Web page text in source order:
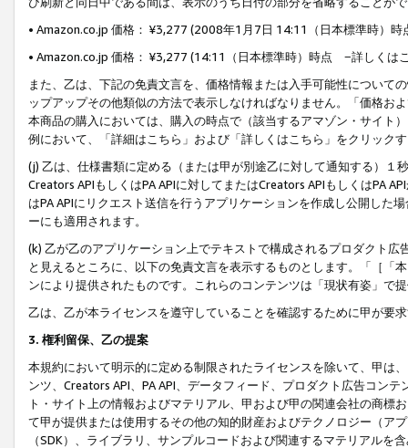
• Amazon.co.jp 価格： ¥3,277 (2008年1月7日 14:11（日本標準時）
• Amazon.co.jp 価格： ¥3,277 (14:11（日本標準時）時点 −詳しくは
また、乙は、下記の免責文言を、価格情報または入手可能性について
ップアップその他類似の方法で表示しなければなりません。「価格
本商品の購入においては、購入の時点で（該当するアマゾン・サイト
例において、「詳細はこちら」および「詳しくはこちら」をクリック
(j) 乙は、仕様書類に定める（または甲が別途乙に対して通知する）
Creators APIもしくはPA APIに対してまたはCreators APIもしくはPA
はPA APIにリクエスト送信を行うアプリケーションを作成し公開した
ーにも適用されます。
(k) 乙が乙のアプリケーション上でテキストで構成されるプロダクト
と見えるところに、以下の免責文言を表示するものとします。「［「
ンにより提供されたものです。これらのコンテンツは「現状有姿」で
乙は、乙が本ライセンスを遵守していることを確認するために甲が要
3. 権利留保、乙の提案
本規約において明示的に定める制限されたライセンスを除いて、甲は
ンツ、Creators API、PA API、データフィード、プロダクト広告コン
ト・サイト上の情報およびマテリアル、甲および甲の関連会社の商
て甲が提供または使用するその他の知的財産およびテクノロジー（ア
（SDK）、ライブラリ、サンプルコードおよび関連するマテリアル